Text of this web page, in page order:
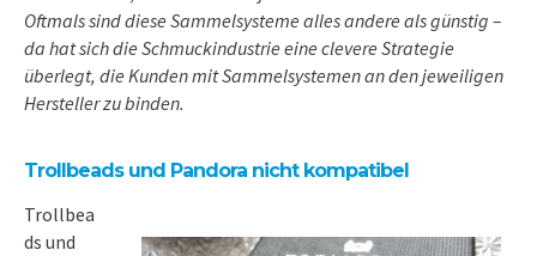
Oftmals sind diese Sammelsysteme alles andere als günstig –
da hat sich die Schmuckindustrie eine clevere Strategie
überlegt, die Kunden mit Sammelsystemen an den jeweiligen
Hersteller zu binden.
Trollbeads und Pandora nicht kompatibel
Trollbea
ds und